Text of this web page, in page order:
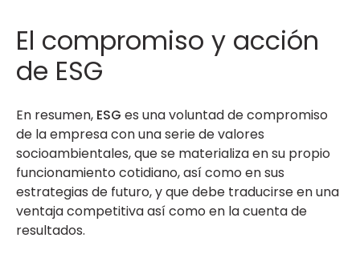
El compromiso y acción
de ESG
En resumen, ESG es una voluntad de compromiso
de la empresa con una serie de valores
socioambientales, que se materializa en su propio
funcionamiento cotidiano, así como en sus
estrategias de futuro, y que debe traducirse en una
ventaja competitiva así como en la cuenta de
resultados.